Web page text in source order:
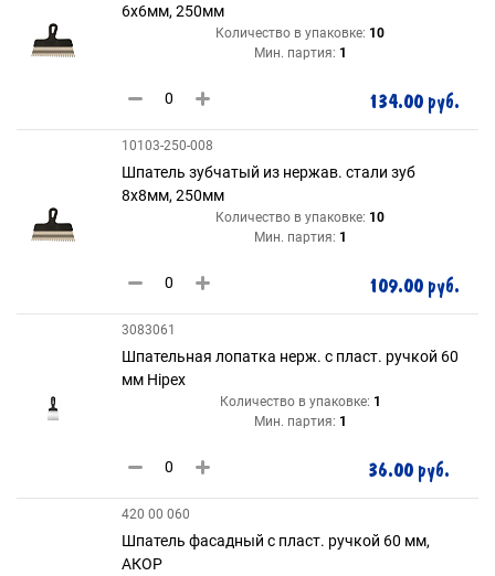
6х6мм, 250мм
Количество в упаковке: 10
Мин. партия: 1
134.00 руб.
10103-250-008
Шпатель зубчатый из нержав. стали зуб
8х8мм, 250мм
Количество в упаковке: 10
Мин. партия: 1
109.00 руб.
3083061
Шпательная лопатка нерж. с пласт. ручкой 60
мм Hipex
Количество в упаковке: 1
Мин. партия: 1
36.00 руб.
420 00 060
Шпатель фасадный с пласт. ручкой 60 мм,
АКОР